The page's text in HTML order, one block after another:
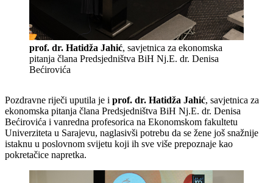
prof. dr. Hatidža Jahić, savjetnica za ekonomska
pitanja člana Predsjedništva BiH Nj.E. dr. Denisa
Bećirovića
Pozdravne riječi uputila je i prof. dr. Hatidža Jahić, savjetnica za
ekonomska pitanja člana Predsjedništva BiH Nj.E. dr. Denisa
Bećirovića i vanredna profesorica na Ekonomskom fakultetu
Univerziteta u Sarajevu, naglasivši potrebu da se žene još snažnije
istaknu u poslovnom svijetu koji ih sve više prepoznaje kao
pokretačice napretka.